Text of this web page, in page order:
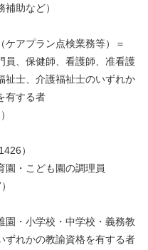
助など）
アプラン点検業務等）＝
、保健師、看護師、准看護
祉士、介護福祉士のいずれか
有する者
）
・こども園の調理員
・小学校・中学校・義務教
ずれかの教諭資格を有する者